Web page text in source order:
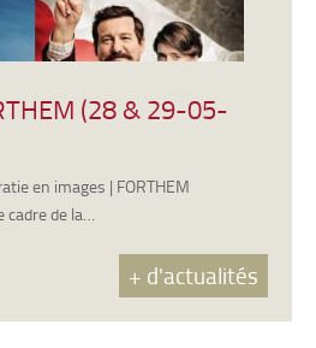
(28 & 29-05-
en images | FORTHEM
de la…
+ d'actualités